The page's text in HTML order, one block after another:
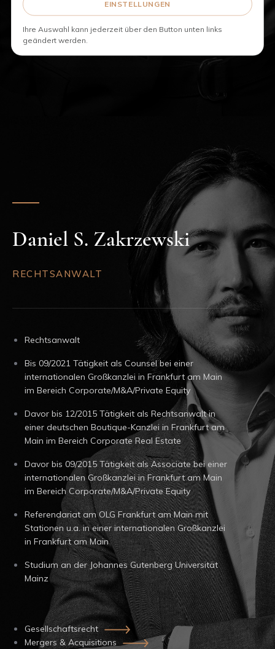
Daniel S. Zakrzewski
RECHTSANWALT
Rechtsanwalt
Bis 09/2021 Tätigkeit als Counsel bei einer
internationalen Großkanzlei in Frankfurt am Main
im Bereich Corporate/M&A/Private Equity
Davor bis 12/2015 Tätigkeit als Rechtsanwalt in
einer deutschen Boutique-Kanzlei in Frankfurt am
Main im Bereich Corporate Real Estate
Davor bis 09/2015 Tätigkeit als Associate bei einer
internationalen Großkanzlei in Frankfurt am Main
im Bereich Corporate/M&A/Private Equity
Referendariat am OLG Frankfurt am Main mit
Stationen u.a. in einer internationalen Großkanzlei
in Frankfurt am Main
Studium an der Johannes Gutenberg Universität
Mainz
Gesellschaftsrecht
Mergers & Acquisitions
EINSTELLUNGEN
Ihre Auswahl kann jederzeit über den Button unten links
geändert werden.